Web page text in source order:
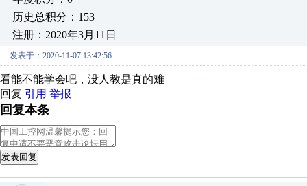
历史总积分：153
注册：2020年3月11日
发表于：2020-11-07 13:42:56
看能不能学会吧，没人教是真的难
回复 引用 举报
回复本条
发表回复